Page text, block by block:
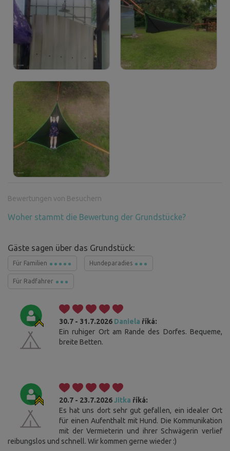
Bewertungen von Besuchern
Woher stammt die Bewertung der Grundstücke?
Gäste sagen über das Grundstück:
Für Familien Hundeparadies
Für Radfahrer
30.7 - 31.7.2026 Daniela říká:
Ein ruhiger Ort am Rande des Dorfes. Bequeme,
breite Betten.
20.7 - 23.7.2026Jitka říká:
Es hat uns dort sehr gut gefallen, ein idealer Ort
für einen Aufenthalt mit Hund. Die Kommunikation
mit der Vermieterin und ihrer Schwägerin verlief
reibungslos und schnell. Wir kommen gerne wieder :)